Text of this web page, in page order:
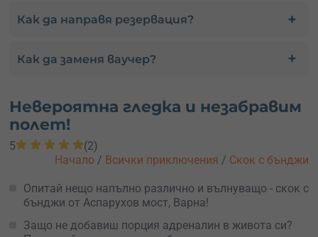
Как да направя резервация?
Как да заменя ваучер?
Невероятна гледка и незабравим
полет!
5
(2)
Начало / Всички приключения / Скок с бънджи
Опитай нещо напълно различно и вълнуващо - скок с
бънджи от Аспарухов мост, Варна!
Защо не добавиш порция адреналин в живота си?